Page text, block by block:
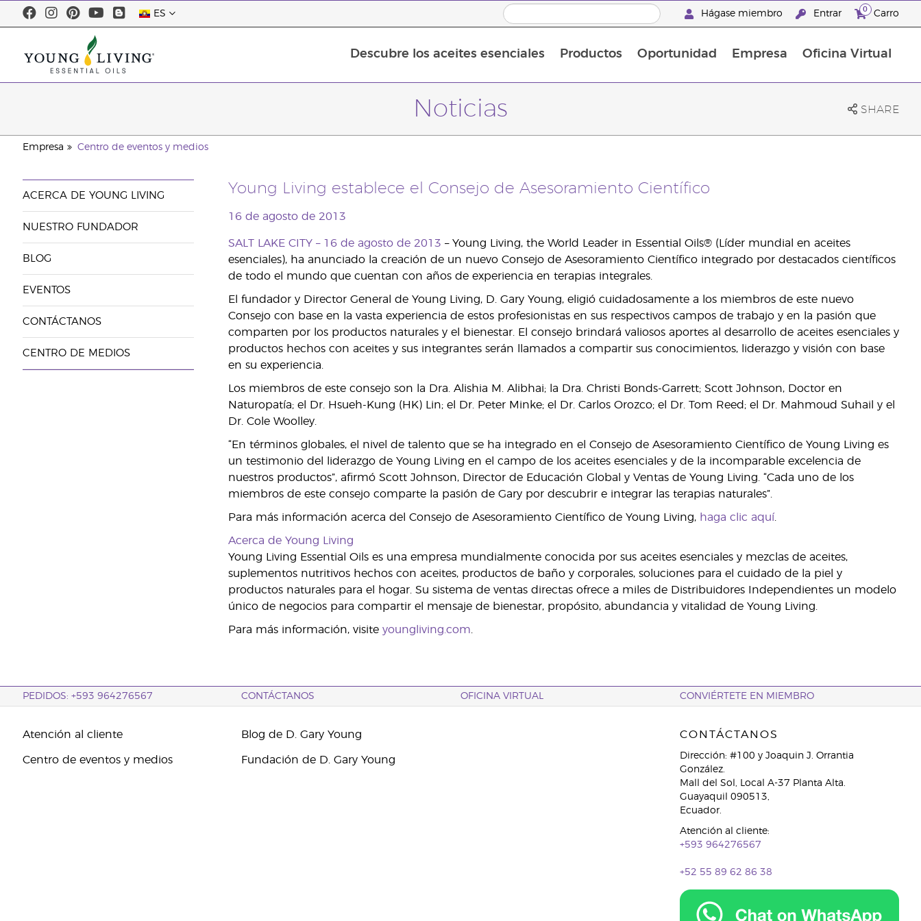
ES Hágase miembro Entrar 0 Carro
Descubre los aceites esenciales Productos Oportunidad Empresa Oficina Virtual
Noticias SHARE
Empresa Centro de eventos y medios
ACERCA DE YOUNG LIVING
NUESTRO FUNDADOR
BLOG
EVENTOS
CONTÁCTANOS
CENTRO DE MEDIOS
Young Living establece el Consejo de Asesoramiento Científico
16 de agosto de 2013
SALT LAKE CITY – 16 de agosto de 2013 – Young Living, the World Leader in Essential Oils® (Líder mundial en aceites
esenciales), ha anunciado la creación de un nuevo Consejo de Asesoramiento Científico integrado por destacados científicos
de todo el mundo que cuentan con años de experiencia en terapias integrales.
El fundador y Director General de Young Living, D. Gary Young, eligió cuidadosamente a los miembros de este nuevo
Consejo con base en la vasta experiencia de estos profesionistas en sus respectivos campos de trabajo y en la pasión que
comparten por los productos naturales y el bienestar. El consejo brindará valiosos aportes al desarrollo de aceites esenciales y
productos hechos con aceites y sus integrantes serán llamados a compartir sus conocimientos, liderazgo y visión con base
en su experiencia.
Los miembros de este consejo son la Dra. Alishia M. Alibhai; la Dra. Christi Bonds-Garrett; Scott Johnson, Doctor en
Naturopatía; el Dr. Hsueh-Kung (HK) Lin; el Dr. Peter Minke; el Dr. Carlos Orozco; el Dr. Tom Reed; el Dr. Mahmoud Suhail y el
Dr. Cole Woolley.
“En términos globales, el nivel de talento que se ha integrado en el Consejo de Asesoramiento Científico de Young Living es
un testimonio del liderazgo de Young Living en el campo de los aceites esenciales y de la incomparable excelencia de
nuestros productos”, afirmó Scott Johnson, Director de Educación Global y Ventas de Young Living. “Cada uno de los
miembros de este consejo comparte la pasión de Gary por descubrir e integrar las terapias naturales”.
Para más información acerca del Consejo de Asesoramiento Científico de Young Living, haga clic aquí.
Acerca de Young Living
Young Living Essential Oils es una empresa mundialmente conocida por sus aceites esenciales y mezclas de aceites,
suplementos nutritivos hechos con aceites, productos de baño y corporales, soluciones para el cuidado de la piel y
productos naturales para el hogar. Su sistema de ventas directas ofrece a miles de Distribuidores Independientes un modelo
único de negocios para compartir el mensaje de bienestar, propósito, abundancia y vitalidad de Young Living.
Para más información, visite youngliving.com
PEDIDOS: +593 964276567 CONTÁCTANOS OFICINA VIRTUAL CONVIÉRTETE EN MIEMBRO
Atención al cliente
Centro de eventos y medios
Blog de D. Gary Young
Fundación de D. Gary Young
CONTÁCTANOS
Dirección: #100 y Joaquin J. Orrantia
González.
Mall del Sol, Local A-37 Planta Alta.
Guayaquil 090513,
Ecuador.
Atención al cliente:
+593 964276567
+52 55 89 62 86 38